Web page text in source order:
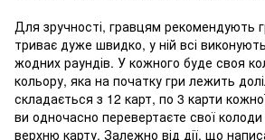
Для зручності, гравцям рекомендують
триває дуже швидко, у ній всі
жодних раундів. У кожного буде своя
кольору, яка на початку гри лежить
складається з 12 карт, по 3 карти
ви одночасно перевертаєте свої колоди
верхню карту. Залежно від дії, що